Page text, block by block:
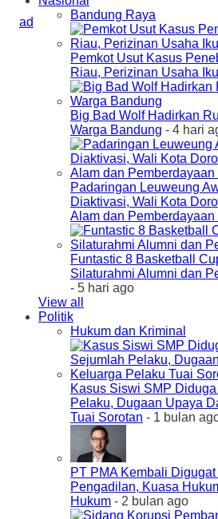
Bandung Raya
Pemkot Usut Kasus
Riau, Perizinan Usaha
Big Bad Wolf Hadirkan
Warga Bandung - 4 hari
Padaringan Leuweung
Diaktivasi, Wali Kota
Alam dan Pemberdayaan
Funtastic 8 Basketball
Silaturahmi Alumni dan
- 5 hari ago
View all
Politik
Hukum dan Kriminal
Kasus Siswi SMP
Pelaku, Dugaan Upaya
Tuai Sorotan - 1 bulan
PT PMA Kembali
Pengadilan, Kuasa
Hukum - 2 bulan ago